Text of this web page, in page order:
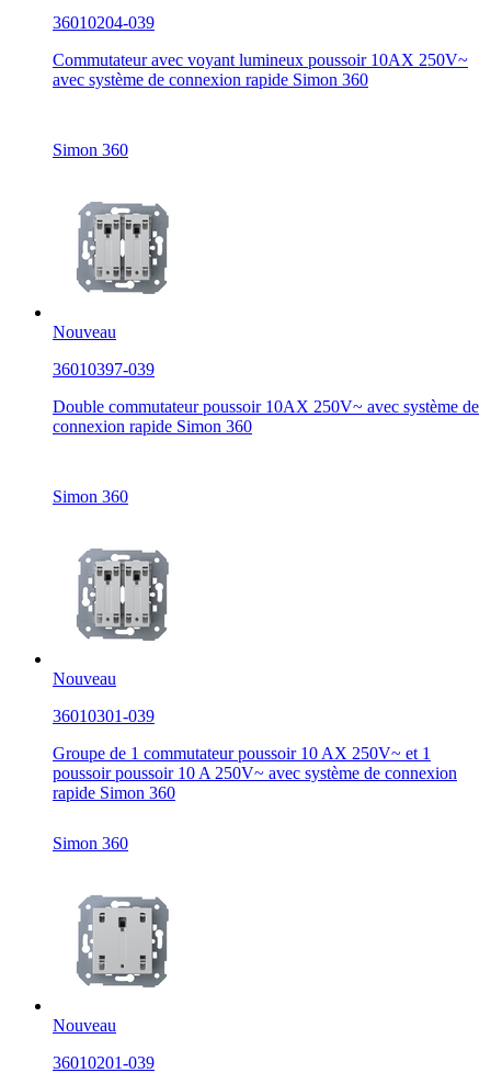
36010204-039
Commutateur avec voyant lumineux poussoir 10AX 250V~
avec système de connexion rapide Simon 360
Simon 360
Nouveau
36010397-039
Double commutateur poussoir 10AX 250V~ avec système de
connexion rapide Simon 360
Simon 360
Nouveau
36010301-039
Groupe de 1 commutateur poussoir 10 AX 250V~ et 1
poussoir poussoir 10 A 250V~ avec système de connexion
rapide Simon 360
Simon 360
Nouveau
36010201-039